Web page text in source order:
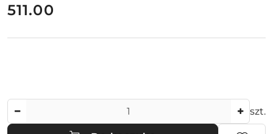
cena:
511.00
szt.